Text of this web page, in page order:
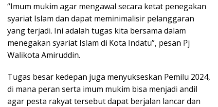
“Imum mukim agar mengawal secara ketat penegakan
syariat Islam dan dapat meminimalisir pelanggaran
yang terjadi. Ini adalah tugas kita bersama dalam
menegakan syariat Islam di Kota Indatu”, pesan Pj
Walikota Amiruddin.
Tugas besar kedepan juga menyukseskan Pemilu 2024,
di mana peran serta imum mukim bisa menjadi andil
agar pesta rakyat tersebut dapat berjalan lancar dan